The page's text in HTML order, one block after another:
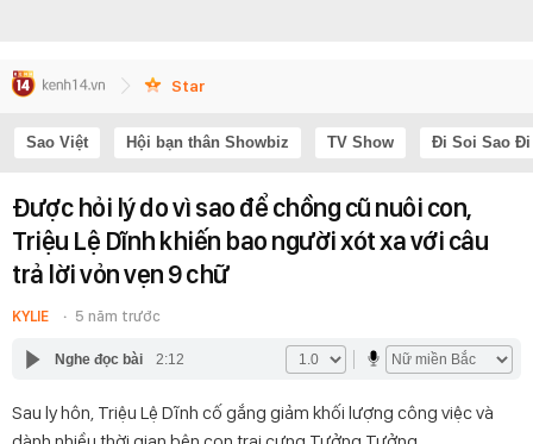
Star
Sao Việt Hội bạn thân Showbiz TV Show Đi Soi Sao Đi
Được hỏi lý do vì sao để chồng cũ nuôi con,
Triệu Lệ Dĩnh khiến bao người xót xa với câu
trả lời vỏn vẹn 9 chữ
KYLIE 5 năm trước
Nghe đọc bài 2:12
Sau ly hôn, Triệu Lệ Dĩnh cố gắng giảm khối lượng công việc và